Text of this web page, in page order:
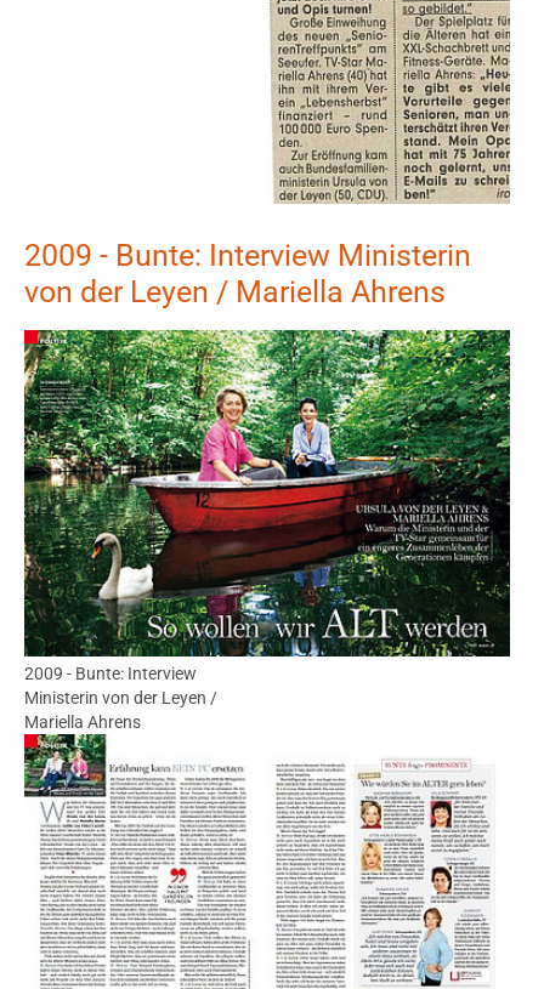
2009 - Bunte: Interview Ministerin
von der Leyen / Mariella Ahrens
Show larger version
2009 - Bunte: Interview
Ministerin von der Leyen /
Mariella Ahrens
Show larger version
Show larger version